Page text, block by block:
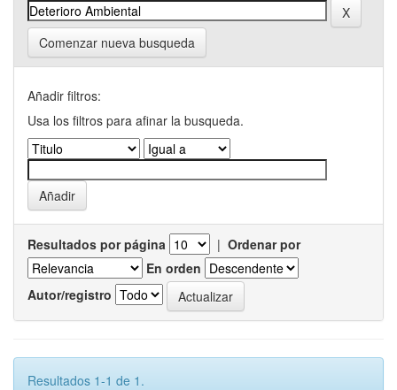
Comenzar nueva busqueda
Añadir filtros:
Usa los filtros para afinar la busqueda.
Resultados por página | Ordenar por
En orden
Autor/registro
Resultados 1-1 de 1.